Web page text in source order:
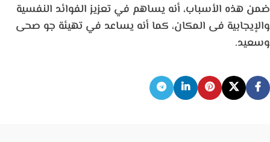
ضمن هذه الأسباب، أنه يساهم في تعزيز الفوائد النفسية
والإيجابية فى المكان، كما أنه يساعد في تهيئة جو صحى
وسعيد.